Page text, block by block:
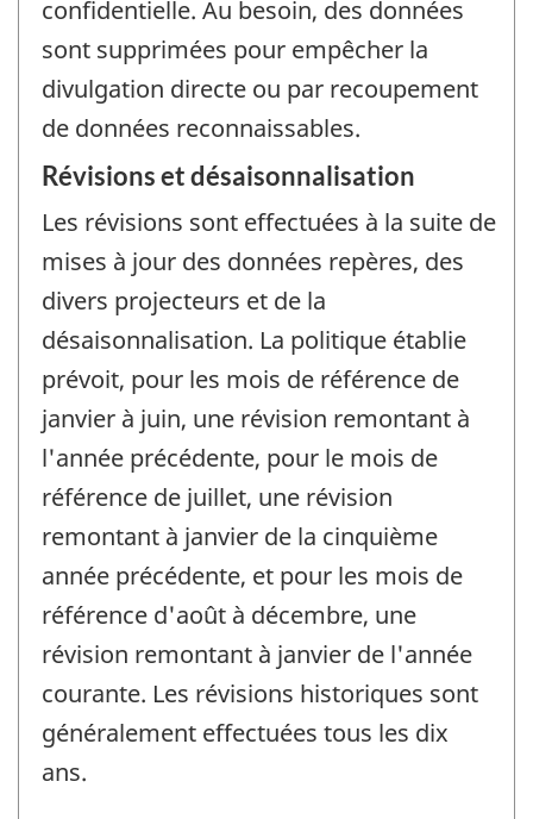
confidentielle. Au besoin, des données
sont supprimées pour empêcher la
divulgation directe ou par recoupement
de données reconnaissables.
Révisions et désaisonnalisation
Les révisions sont effectuées à la suite de
mises à jour des données repères, des
divers projecteurs et de la
désaisonnalisation. La politique établie
prévoit, pour les mois de référence de
janvier à juin, une révision remontant à
l'année précédente, pour le mois de
référence de juillet, une révision
remontant à janvier de la cinquième
année précédente, et pour les mois de
référence d'août à décembre, une
révision remontant à janvier de l'année
courante. Les révisions historiques sont
généralement effectuées tous les dix
ans.